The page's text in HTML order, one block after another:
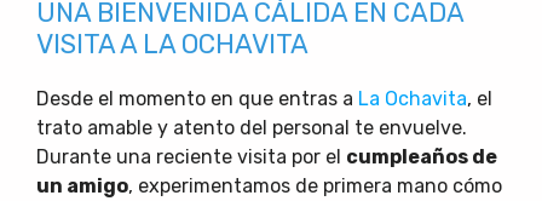
UNA BIENVENIDA CÁLIDA EN CADA
VISITA A LA OCHAVITA
Desde el momento en que entras a La Ochavita, el
trato amable y atento del personal te envuelve.
Durante una reciente visita por el cumpleaños de
un amigo, experimentamos de primera mano cómo